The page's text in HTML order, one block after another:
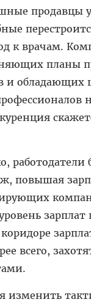
продавцы
к врачам.
планы
и
повышая
всего,
изменить